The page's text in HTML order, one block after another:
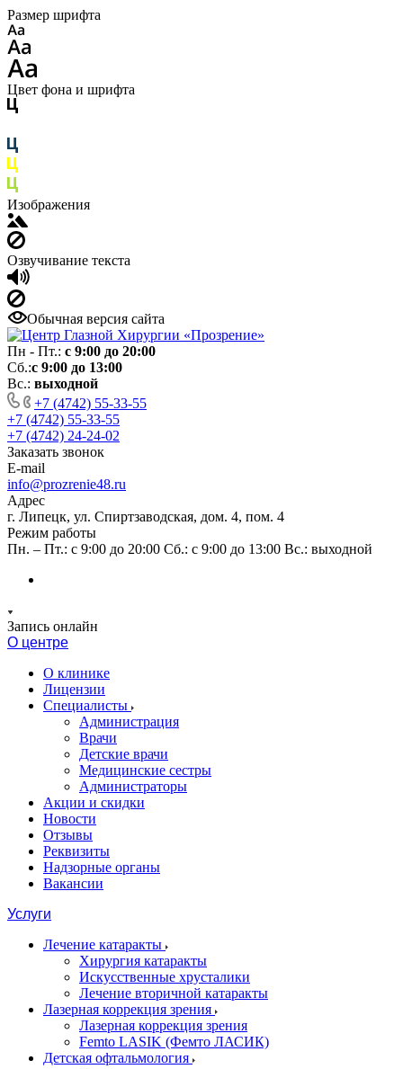
Размер шрифта
Цвет фона и шрифта
Изображения
Озвучивание текста
Обычная версия сайта
Пн - Пт.: с 9:00 до 20:00
Сб.:с 9:00 до 13:00
Вс.: выходной
+7 (4742) 55-33-55
+7 (4742) 55-33-55
+7 (4742) 24-24-02
Заказать звонок
E-mail
info@prozrenie48.ru
Адрес
г. Липецк, ул. Спиртзаводская, дом. 4, пом. 4
Режим работы
Пн. – Пт.: с 9:00 до 20:00 Сб.: с 9:00 до 13:00 Вс.: выходной
Запись онлайн
О центре
О клинике
Лицензии
Специалисты
Администрация
Врачи
Детские врачи
Медицинские сестры
Администраторы
Акции и скидки
Новости
Отзывы
Реквизиты
Надзорные органы
Вакансии
Услуги
Лечение катаракты
Хирургия катаракты
Искусственные хрусталики
Лечение вторичной катаракты
Лазерная коррекция зрения
Лазерная коррекция зрения
Femto LASIK (Фемто ЛАСИК)
Детская офтальмология